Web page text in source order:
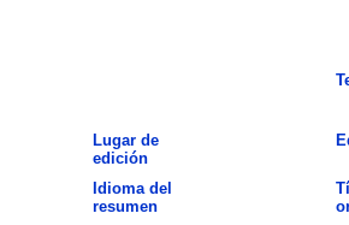
Lugar de
edición
Idioma del
resumen